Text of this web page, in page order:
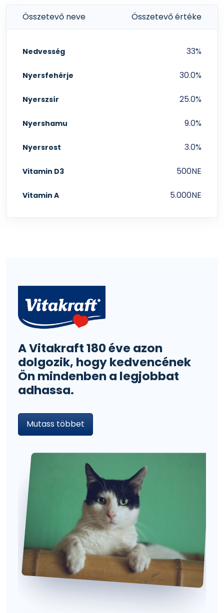
Összetevő neve Összetevő értéke
Nedvesség 33%
Nyersfehérje 30.0%
Nyerszsír 25.0%
Nyershamu 9.0%
Nyersrost 3.0%
Vitamin D3 500NE
Vitamin A 5.000NE
A Vitakraft 180 éve azon
dolgozik, hogy kedvencének
Ön mindenben a legjobbat
adhassa.
Mutass többet